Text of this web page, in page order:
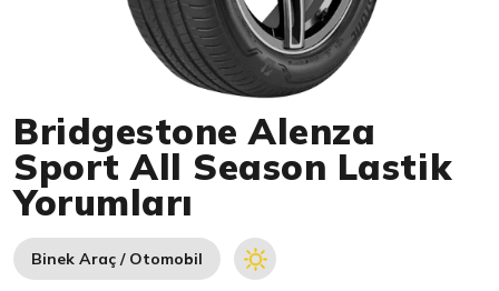
Bridgestone Alenza
Sport All Season Lastik
Yorumları
Binek Araç / Otomobil